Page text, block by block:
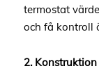
termostat
och få kontroll
2.